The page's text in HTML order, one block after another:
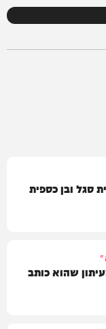
סגל ובן כספית
שהוא כותב